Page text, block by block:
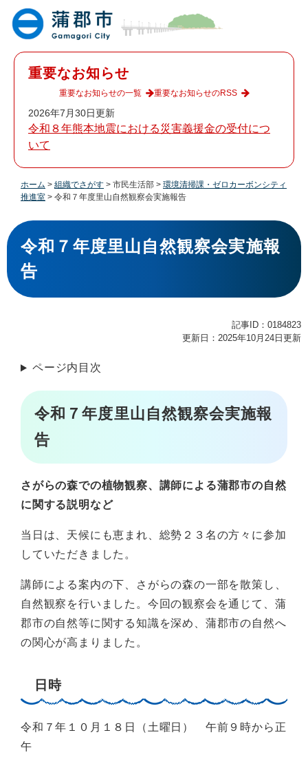
重要なお知らせ
2026年7月30日更新
令和８年熊本地震における災害義援金の受付につ
いて
重要なお知らせの一覧 重要なお知らせのRSS
ホーム > 組織でさがす > 市民生活部 > 環境清掃課・ゼロカーボンシティ
推進室 > 令和７年度里山自然観察会実施報告
本
文
令和７年度里山自然観察会実施報
告
記事ID：0184823
更新日：2025年10月24日更新
ページ内目次
令和７年度里山自然観察会実施報
告
さがらの森での植物観察、講師による蒲郡市の自然
に関する説明など
当日は、天候にも恵まれ、総勢２３名の方々に参加
していただきました。
講師による案内の下、さがらの森の一部を散策し、
自然観察を行いました。今回の観察会を通じて、蒲
郡市の自然等に関する知識を深め、蒲郡市の自然へ
の関心が高まりました。
日時
令和７年１０月１８日（土曜日） 午前９時から正
午